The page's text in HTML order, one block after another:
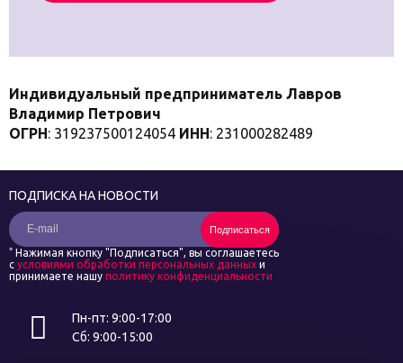
Индивидуальный предприниматель Лавров
Владимир Петрович
ОГРН: 319237500124054 ИНН: 231000282489
Пн-пт: 9:00-17:00
Сб: 9:00-15:00
ПОДПИСКА НА НОВОСТИ
Подписаться
* Нажимая кнопку "Подписаться", вы соглашаетесь
с условиями обработки персональных данных и
принимаете нашу политику конфиденциальности